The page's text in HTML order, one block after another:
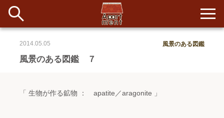
風景のある図鑑 ７
2014.05.05 風景のある図鑑
「 生物が作る鉱物 ： apatite／aragonite 」